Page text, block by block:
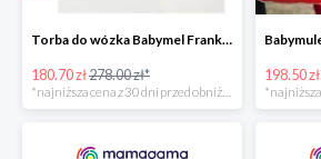
Torba do wózka Babymel Frankie-Black -35%
180.70 zł278.00 zł* 198.50 zł